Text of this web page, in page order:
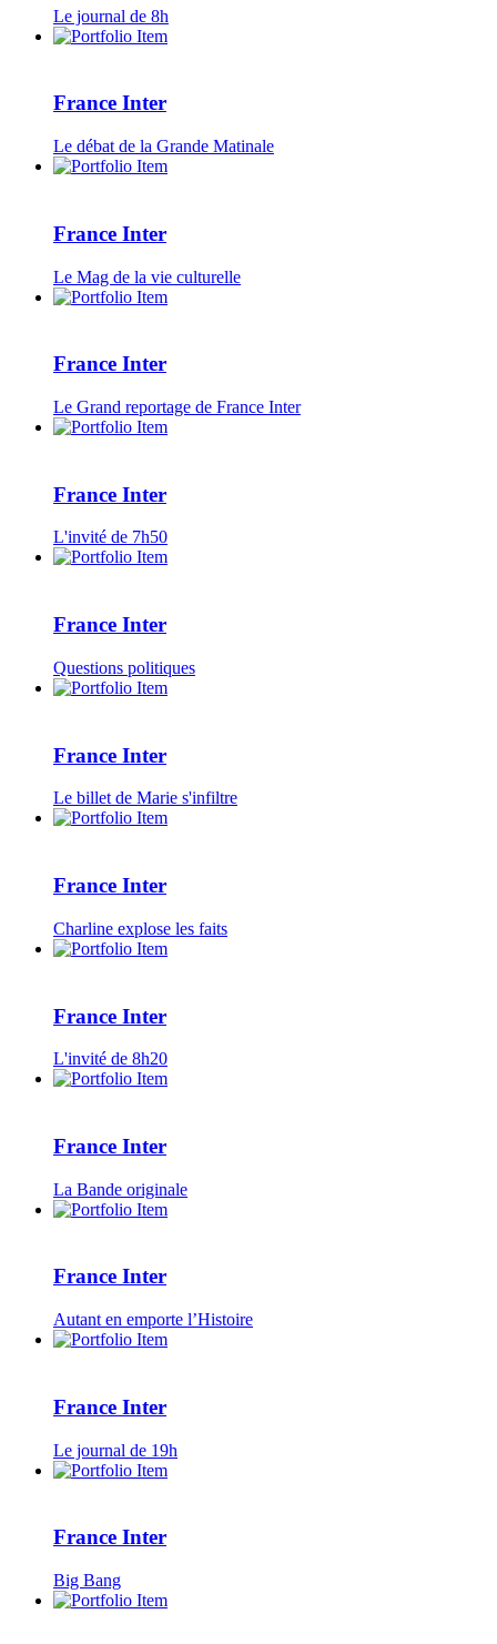
Le journal de 8h
France Inter
Le débat de la Grande Matinale
France Inter
Le Mag de la vie culturelle
France Inter
Le Grand reportage de France Inter
France Inter
L'invité de 7h50
France Inter
Questions politiques
France Inter
Le billet de Marie s'infiltre
France Inter
Charline explose les faits
France Inter
L'invité de 8h20
France Inter
La Bande originale
France Inter
Autant en emporte l’Histoire
France Inter
Le journal de 19h
France Inter
Big Bang